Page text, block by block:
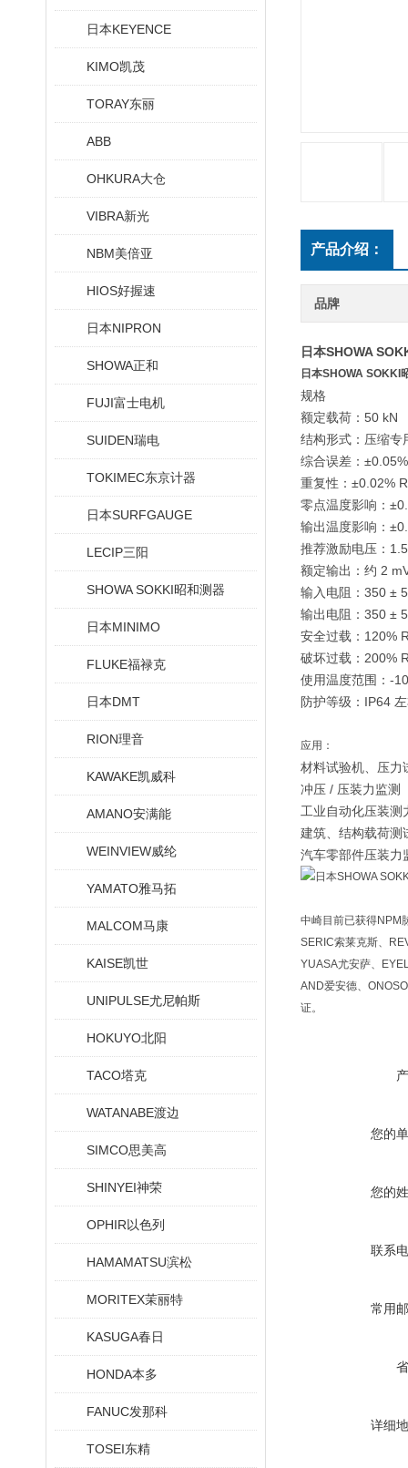
日本KEYENCE
KIMO凯茂
TORAY东丽
ABB
OHKURA大仓
VIBRA新光
NBM美倍亚
HIOS好握速
日本NIPRON
SHOWA正和
FUJI富士电机
SUIDEN瑞电
TOKIMEC东京计器
日本SURFGAUGE
LECIP三阳
SHOWA SOKKI昭和测器
日本MINIMO
FLUKE福禄克
日本DMT
RION理音
KAWAKE凯威科
AMANO安满能
WEINVIEW威纶
YAMATO雅马拓
MALCOM马康
KAISE凯世
UNIPULSE尤尼帕斯
HOKUYO北阳
TACO塔克
WATANABE渡边
SIMCO思美高
SHINYEI神荣
OPHIR以色列
HAMAMATSU滨松
MORITEX茉丽特
KASUGA春日
HONDA本多
FANUC发那科
TOSEI东精
产品介绍：
品牌
日本SHOWA
日本SHOWA SOKKI
规格
额定载荷：50 kN
结构形式：压缩专
综合误差：
重复性：±0.02%
零点温度影响：
输出温度影响：
推荐激励电压：
额定输出：约 2
输入电阻：350 ±
输出电阻：350 ±
安全过载：120%
破坏过载：200%
使用温度范围：-
防护等级：IP64
应用：
材料试验机、压力
冲压 / 压装力监测
工业自动化压装测
建筑、结构载荷测
汽车零部件压装力
中崎目前已获得NPM
SERIC索莱克斯、
YUASA尤安萨、
AND爱安德、
证。
您的
您的
联系
常用
详细